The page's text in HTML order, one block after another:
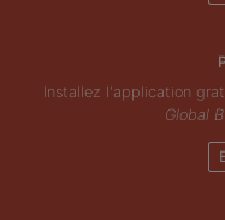
Installez l'application
Global